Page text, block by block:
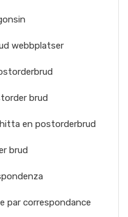
webbplatser
brud
en postorderbrud
brud
par correspondance